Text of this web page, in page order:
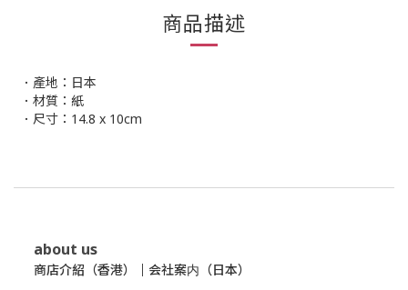
商品描述
．產地：日本
．材質：紙
．尺寸：14.8 x 10cm
about us
商店介紹（香港） 会社案内（日本）